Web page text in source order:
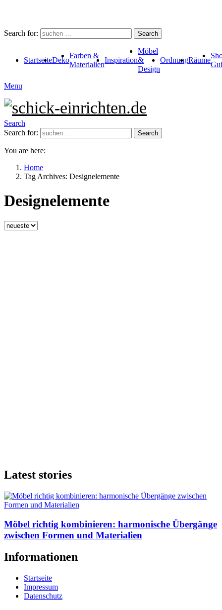
Search for: Search
StartseiteDeko
Farben &
Materialien
Inspiration
Möbel
&
Design
OrdnungRäume
Menu
Search
Search for:
Search
You are here:
Home
Tag Archives: Designelemente
Designelemente
Latest stories
Möbel richtig kombinieren: harmonische Übergänge
zwischen Formen und Materialien
Informationen
Startseite
Impressum
Datenschutz